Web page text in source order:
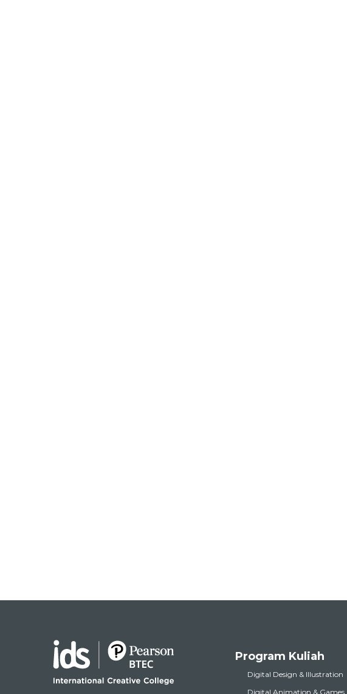
Program Kuliah
Digital Design & Illustration
Digital Animation & Games